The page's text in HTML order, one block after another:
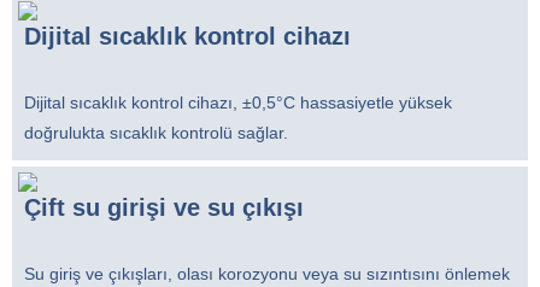
Dijital sıcaklık kontrol cihazı
Dijital sıcaklık kontrol cihazı, ±0,5°C hassasiyetle yüksek
doğrulukta sıcaklık kontrolü sağlar.
Çift su girişi ve su çıkışı
Su giriş ve çıkışları, olası korozyonu veya su sızıntısını önlemek